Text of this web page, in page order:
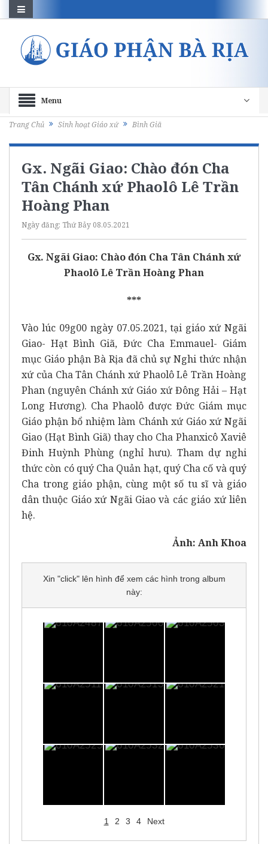
Menu
Trang Chủ Sinh hoạt Giáo xứ Bình Giã
Gx. Ngãi Giao: Chào đón Cha
Tân Chánh xứ Phaolô Lê Trần
Hoàng Phan
Ngày đăng: Thứ Bảy 08.05.2021
Gx. Ngãi Giao: Chào đón Cha Tân Chánh xứ
Phaolô Lê Trần Hoàng Phan
***
Vào lúc 09g00 ngày 07.05.2021, tại giáo xứ Ngãi
Giao- Hạt Bình Giã, Đức Cha Emmauel- Giám
mục Giáo phận Bà Rịa đã chủ sự Nghi thức nhận
xứ của Cha Tân Chánh xứ Phaolô Lê Trần Hoàng
Phan (nguyên Chánh xứ Giáo xứ Đông Hải – Hạt
Long Hương). Cha Phaolô được Đức Giám mục
Giáo phận bổ nhiệm làm Chánh xứ Giáo xứ Ngãi
Giao (Hạt Bình Giã) thay cho Cha Phanxicô Xaviê
Đinh Huỳnh Phùng (nghỉ hưu). Tham dự nghi
thức còn có quý Cha Quản hạt, quý Cha cố và quý
Cha trong giáo phận, cùng một số tu sĩ và giáo
dân thuộc Giáo xứ Ngãi Giao và các giáo xứ liên
hệ.
Ảnh: Anh Khoa
Xin "click" lên hình để xem các hình trong album
này:
1 2 3 4 Next